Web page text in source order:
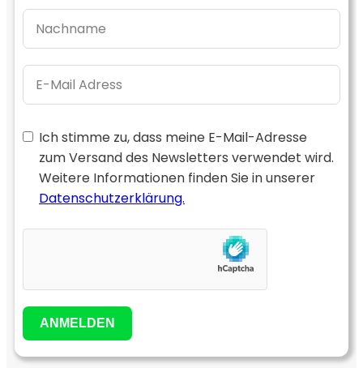
Ich stimme zu, dass meine E-Mail-Adresse
zum Versand des Newsletters verwendet wird.
Weitere Informationen finden Sie in unserer
Datenschutzerklärung.
ANMELDEN